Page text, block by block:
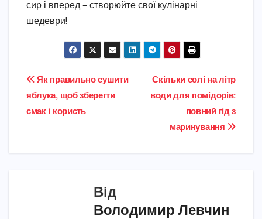
сир і вперед – створюйте свої кулінарні
шедеври!
Навігація
записів
Скільки солі на літр
води для помідорів:
повний гід з
маринування
Як правильно сушити
яблука, щоб зберегти
смак і користь
Від
Володимир Левчин